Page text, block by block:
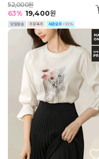
52,000원
63% 19,400원